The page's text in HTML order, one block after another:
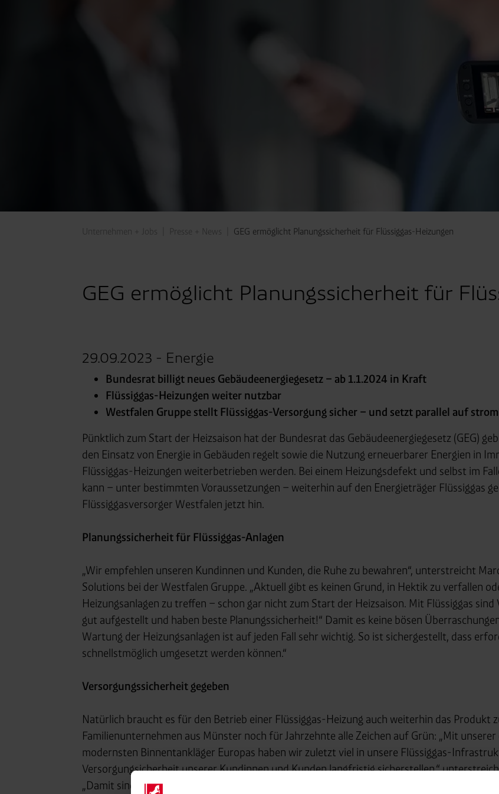
Unternehmen + Jobs Presse + News GEG ermöglicht Planungssicherheit für Flüssiggas-Heizungen
GEG ermöglicht Planungssicherheit für
29.09.2023 - Energie
Bundesrat billigt neues Gebäudeenergiegesetz – ab 1.1.2024 in Kraft
Flüssiggas-Heizungen weiter nutzbar
Westfalen Gruppe stellt Flüssiggas-Versorgung sicher – und setzt parallel auf
Pünktlich zum Start der Heizsaison hat der Bundesrat das Gebäudeenergiegesetz (GEG)
den Einsatz von Energie in Gebäuden regelt sowie die Nutzung erneuerbarer Energien in
Flüssiggas-Heizungen weiterbetrieben werden. Bei einem Heizungsdefekt und selbst im
kann – unter bestimmten Voraussetzungen – weiterhin auf den Energieträger Flüssiggas
Flüssiggasversorger Westfalen jetzt hin.
Planungssicherheit für Flüssiggas-Anlagen
„Wir empfehlen unseren Kundinnen und Kunden, die Ruhe zu bewahren“, unterstreicht
Solutions bei der Westfalen Gruppe. „Aktuell gibt es keinen Grund, in Hektik zu verfallen
Heizungsanlagen zu treffen – schon gar nicht zum Start der Heizsaison. Mit Flüssiggas
gut aufgestellt und haben beste Planungssicherheit!“ Damit es keine bösen
Wartung der Heizungsanlagen ist auf jeden Fall sehr wichtig. So ist sichergestellt, dass
schnellstmöglich umgesetzt werden können.“
Versorgungssicherheit gegeben
Natürlich braucht es für den Betrieb einer Flüssiggas-Heizung auch weiterhin das Produkt
Familienunternehmen aus Münster noch für Jahrzehnte alle Zeichen auf Grün: „Mit
modernsten Binnentankläger Europas haben wir zuletzt viel in unsere Flüssiggas-
Versorgungsicherheit unserer Kundinnen und Kunden langfristig sicherstellen,“
„Damit sind wir auch für die aktuelle Heizsaison bestens aufgestellt – und bleiben ein